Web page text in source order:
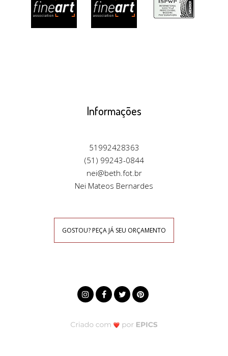
Informações
51992428363
(51) 99243-0844
nei@beth.fot.br
Nei Mateos Bernardes
GOSTOU? PEÇA JÁ SEU ORÇAMENTO